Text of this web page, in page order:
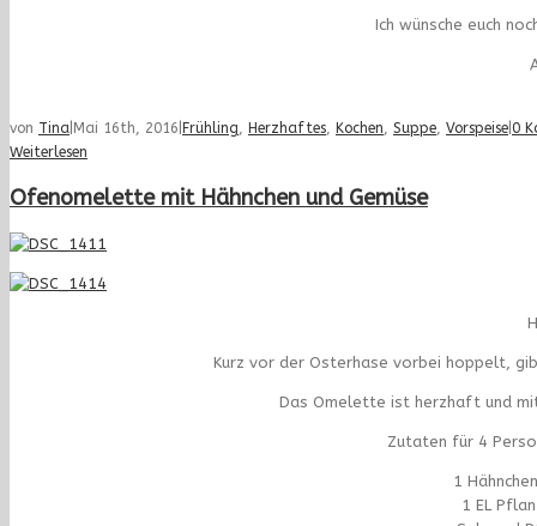
Ich wünsche euch
von Tina Mai 16th, 2016 Frühling Herzhaftes Kochen Suppe Vorspeise 0
Weiterlesen
Ofenomelette mit Hähnchen und Gemüse
Kurz vor der Osterhase vorbei hoppelt,
Das Omelette ist herzhaft und
Zutaten für 4
1
1 EL